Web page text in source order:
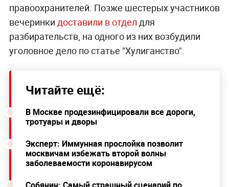
правоохранителей. Позже шестерых участников
вечеринки доставили в отдел для
разбирательств, на одного из них возбудили
уголовное дело по статье "Хулиганство".
Читайте ещё:
В Москве продезинфицировали все дороги,
тротуары и дворы
Эксперт: Иммунная прослойка позволит
москвичам избежать второй волны
заболеваемости коронавирусом